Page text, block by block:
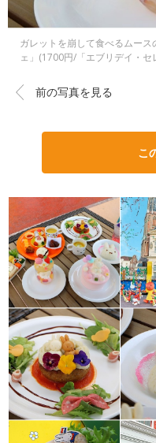
ガレットを崩して食べるムー
ェ」(1700円/「エブリデイ・
前の写真を見る
こ